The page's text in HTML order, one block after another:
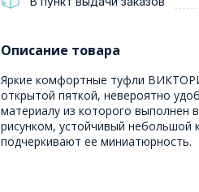
Описание товара
Яркие комфортные туфли
открытой пяткой, невероятно
материалу из которого выполнен
рисунком, устойчивый небольшой
подчеркивают ее миниатюрность.